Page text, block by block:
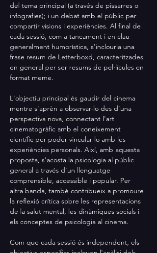
del tema principal (a través de pissarres o
infografies); i un debat amb el públic per
compartir visions i experiències. Al final de
cada sessió, com a tancament i en clau
generalment humorística, s'inclouria una
frase resum de Letterboxd, caracteritzades
en general per ser resums de pel·lícules en
format meme.
L'objectiu principal és gaudir del cinema
mentre s'aprèn a observar-lo des d'una
perspectiva nova, connectant l'art
cinematogràfic amb el coneixement
científic per poder vincular-lo amb les
experiències personals. Així, amb aquesta
proposta, s'acosta la psicologia al públic
general a través d'un llenguatge
comprensible, accessible i popular. Per
altra banda, també contribueix a promoure
la reflexió crítica sobre les representacions
de la salut mental, les dinàmiques socials i
els conceptes de psicologia al cinema.
Com que cada sessió és independent, els